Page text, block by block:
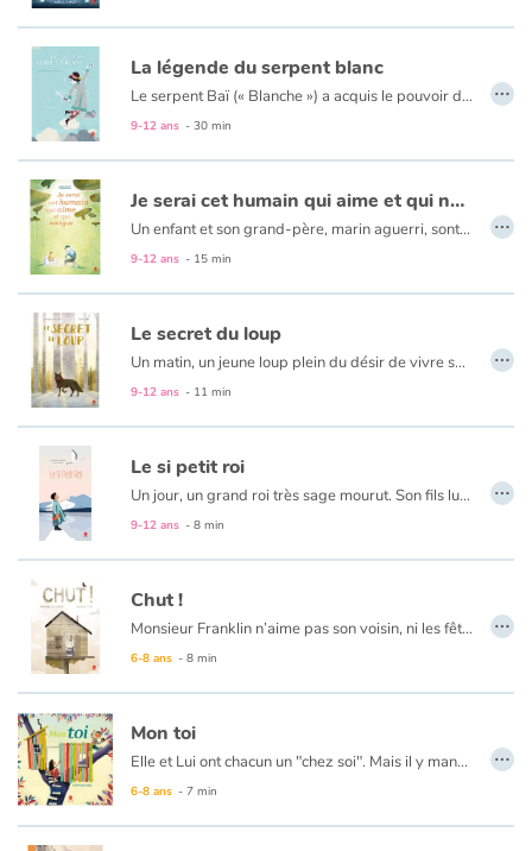
La légende du serpent blanc
Le serpent Baï (« Blanche ») a acquis le pouvoir de se transformer en femme. Se rendant au lac de l’Ouest réputé pour sa beauté, Baï y trouve l’amour et se marie avec Xuxian, apothicaire modeste ignorant tout de la vraie nature de son épouse. Offensé par cette union « contre nature », un bonze moraliste veut détruire cette union sincère. Il faudra tout le courage et la force de Baï, enceinte, pour résister à l’intolérance.
9-12 ans - 30 min
…
Je serai cet humain qui aime et qui navigue
Un enfant et son grand-père, marin aguerri, sont en vacances. L’innocence de l’un, l’assurance de l’autre. Quand ils trouvent un coquillage portant l’inscription « Écoute-moi ! », Grand-père n’entend que la mer. L’enfant, lui, entend un poème. C’est une langue étrange qu’il ne connaît pas. Mais petit à petit, le poème est moins impénétrable pour cet enfant qui se laisse toucher et s’amuse à le traduire à son grand-père. Puis, viendra le temps d’écrire son propre poème.
9-12 ans - 15 min
…
Le secret du loup
Un matin, un jeune loup plein du désir de vivre sa vie et de trouver un ami quitte la meute. Mais partout dans la forêt, on pense qu’un loup est un loup, gourmand, effrayant et imprévisible. Aussi, tous les animaux le craignent et l’évitent. Même lorsque, tombé à l’eau, il court le plus grand des dangers et crie à l’aide. C’est alors qu’une main lui porte secours, la main d’un enfant…
9-12 ans - 11 min
…
Le si petit roi
Un jour, un grand roi très sage mourut. Son fils lui succéda mais il était si jeune ! Comment pourrait-il être aussi fort que son père ? Il missionna ses conseillers à travers le monde afin qu’ils lui rapportent tous les savoirs imaginables. Pendant ce temps, le petit roi entra dans sa vie…
9-12 ans - 8 min
…
Chut !
Monsieur Franklin n’aime pas son voisin, ni les fêtes trop bruyantes, ni cet oiseau qui roucoule sur son toit. Monsieur Franklin n’aime rien tant que le silence. Mais il a beau crier : « CHUT ! CHUT ! », rien n’y fait. Pire, plus il crie plus l’oiseau grossit et pèse sur sa vie… et sur sa maison. Jusqu’à cette nuit où « Crac ! », celle-ci s’écroule ! N’écoutant que son cœur, le voisin de Monsieur Franklin lui vient en aide…
6-8 ans - 8 min
…
Mon toi
Elle et Lui ont chacun un "chez soi". Mais il y manque un je ne sais quoi. Alors ensemble, ils prennent la route. A chaque rencontre, une cabane qui en dit long sur son habitant : pour celle-là, dessus c’est dessous ; pour cette autre tout est fragile ; à côté, c’est plus baraqué ! Au fil de leur voyage, les deux amis se demandent comment ce serait "chez eux". Evidemment, tout est à construire. Mais déjà, ils ont chacun le demi-plan du royaume de leur rêve commun. Car, c’est sûr, ils s’aiment.
6-8 ans - 7 min
…